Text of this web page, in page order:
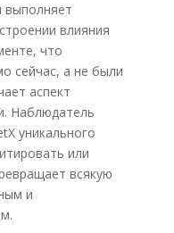
выполняет
влияния
что
сейчас, а не были
аспект
Наблюдатель
уникального
или
всякую
и